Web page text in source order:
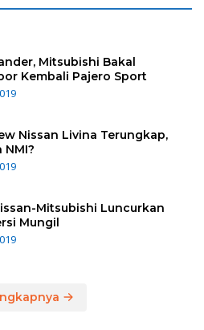
Mitsubishi Bakal
Kembali Pajero Sport
Nissan Livina Terungkap,
NMI?
Mitsubishi Luncurkan
Mungil